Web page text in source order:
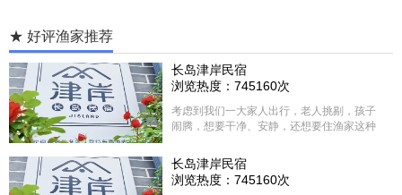
★ 好评渔家推荐
长岛津岸民宿
浏览热度：745160次
考虑到我们一大家人出行，老人挑剔，孩子
闹腾，想要干净、安静，还想要住渔家这种
选择津岸民宿，实际体验客房很干净，饭菜
方面家里老人也很满意，整体饭菜给搭配的
很好，每顿饭也不重样的，海鲜确实是非常
长岛津岸民宿
浏览热度：745160次